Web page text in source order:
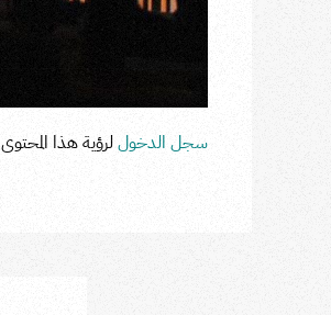
سجل الدخوللرؤية هذا المحتوى